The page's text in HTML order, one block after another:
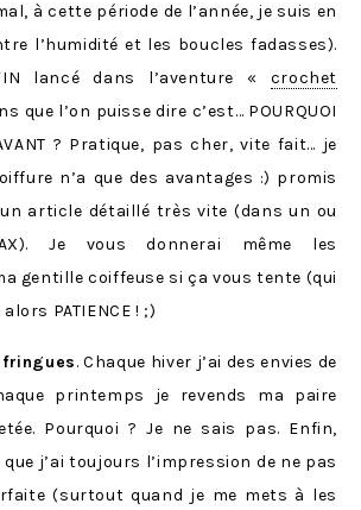
à cette période de l’année, je suis en
l’humidité et les boucles fadasses).
lancé dans l’aventure « crochet
que l’on puisse dire c’est… POURQUOI
AVANT ? Pratique, pas cher, vite fait… je
n’a que des avantages :) promis
article détaillé très vite (dans un ou
Je vous donnerai même les
gentille coiffeuse si ça vous tente (qui
PATIENCE ! ;)
fringues. Chaque hiver j’ai des envies de
printemps je revends ma paire
Pourquoi ? Je ne sais pas. Enfin,
j’ai toujours l’impression de ne pas
(surtout quand je me mets à les